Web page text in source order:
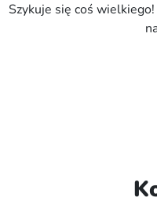
Szykuje się coś